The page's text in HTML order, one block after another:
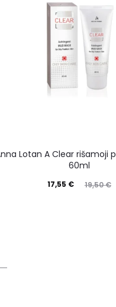
Lotan A Clear rišamoji
60ml
19,50€
17,55 €